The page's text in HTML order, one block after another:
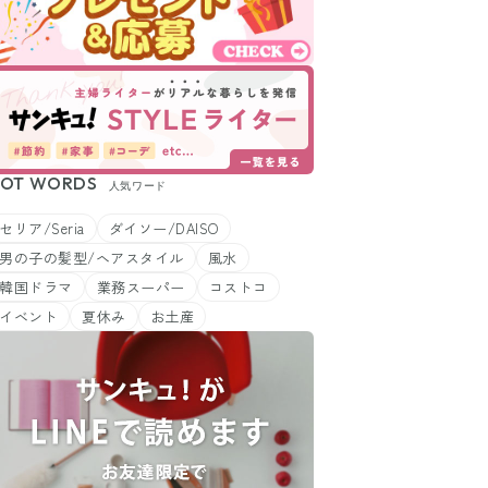
WORDS 人気ワード
セリア/Seria
ダイソー/DAISO
男の子の髪型/ヘアスタイル
風水
韓国ドラマ
業務スーパー
コストコ
イベント
夏休み お土産